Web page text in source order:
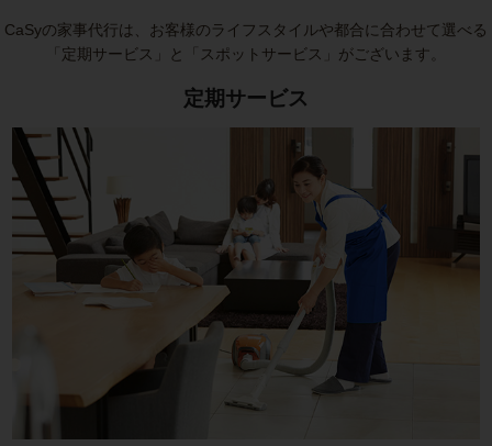
CaSyの家事代行は、お客様のライフスタイルや都合に合わせて選べる
「定期サービス」と「スポットサービス」がございます。
定期サービス